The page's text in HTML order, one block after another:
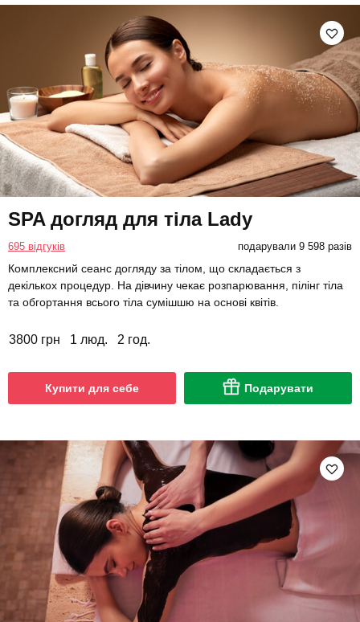
SPA догляд для тіла Lady
695 відгуків подарували 9 598 разів
Комплексний сеанс догляду за тілом, що складається з
декількох процедур. На дівчину чекає розпарювання, пілінг тіла
та обгортання всього тіла сумішшю на основі квітів.
3800 грн 1 люд. 2 год.
Купити для себе Подарувати